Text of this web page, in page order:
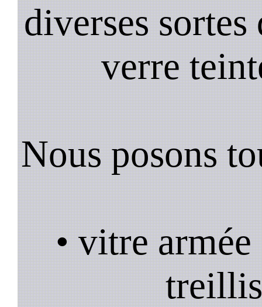
diverses
verre
Nous posons
• vitre